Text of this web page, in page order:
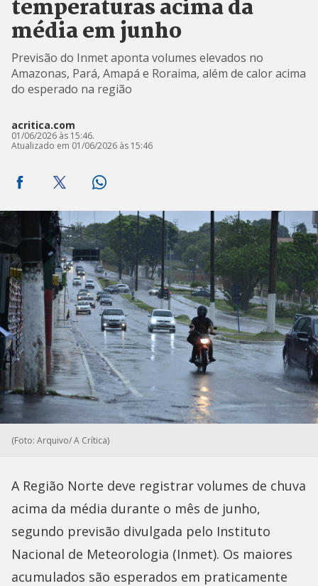
temperaturas acima da
média em junho
Previsão do Inmet aponta volumes elevados no
Amazonas, Pará, Amapá e Roraima, além de calor acima
do esperado na região
acritica.com
01/06/2026 às 15:46.
Atualizado em 01/06/2026 às 15:46
(Foto: Arquivo/ A Crítica)
A Região Norte deve registrar volumes de chuva
acima da média durante o mês de junho,
segundo previsão divulgada pelo Instituto
Nacional de Meteorologia (Inmet). Os maiores
acumulados são esperados em praticamente